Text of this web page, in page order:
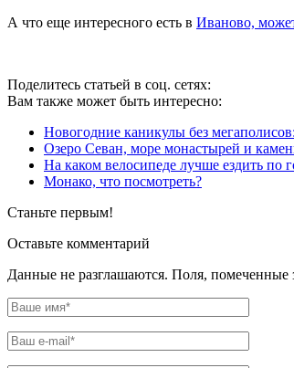
А что еще интересного есть в Иваново,
Поделитесь статьей в соц. сетях:
Вам также может быть интересно:
Новогодние каникулы без
Озеро Севан, море монастырей и
На каком велосипеде лучше ездить по
Монако, что посмотреть?
Станьте первым!
Оставьте комментарий
Данные не разглашаются. Поля, помеченные